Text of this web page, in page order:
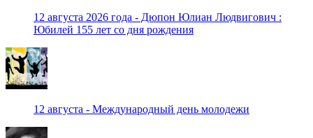
12 августа 2026 года - Дюпон Юлиан Людвигович :
Юбилей 155 лет со дня рождения
12 августа - Международный день молодежи